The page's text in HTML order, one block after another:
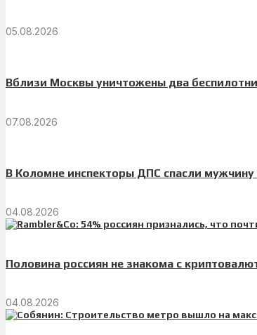
05.08.2026
Вблизи Москвы уничтожены два
07.08.2026
В Коломне инспекторы ДПС спасли
04.08.2026
Половина россиян не знакома с
04.08.2026